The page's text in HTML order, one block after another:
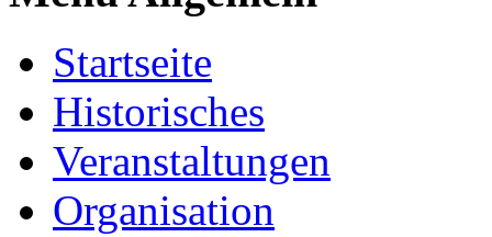
Startseite
Historisches
Veranstaltungen
Organisation